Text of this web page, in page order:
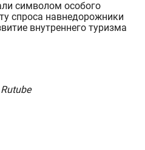
и символом особого
спроса навнедорожники
внутреннего туризма